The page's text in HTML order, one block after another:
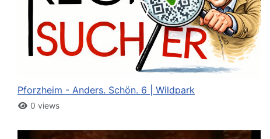
Pforzheim - Anders. Schön. 6 | Wildpark
0 views